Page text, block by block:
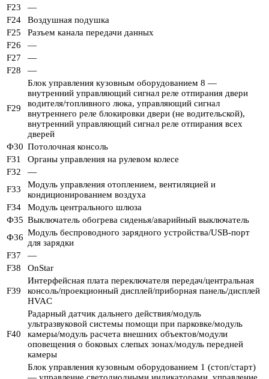
F23
—
F24
Воздушная подушка
F25
Разъем канала передачи данных
F26
—
F27
—
F28
—
F29
Блок управления кузовным оборудованием 8 —
внутренний управляющий сигнал реле отпирания двери
водителя/топливного люка, управляющий сигнал
внутреннего реле блокировки двери (не водительской),
внутренний управляющий сигнал реле отпирания всех
дверей
Ф30 Потолочная консоль
F31
Органы управления на рулевом колесе
F32
—
F33
Модуль управления отоплением, вентиляцией и
кондиционированием воздуха
F34
Модуль центрального шлюза
Ф35 Выключатель обогрева сиденья/аварийный выключатель
Ф36 Модуль беспроводного зарядного устройства/USB-порт
для зарядки
F37
—
F38
OnStar
F39
Интерфейсная плата переключателя передач/центральная
консоль/проекционный дисплей/приборная панель/дисплей
HVAC
F40
Радарный датчик дальнего действия/модуль
ультразвуковой системы помощи при парковке/модуль
камеры/модуль расчета внешних объектов/модули
оповещения о боковых слепых зонах/модуль передней
камеры
Блок управления кузовным оборудованием 1 (стоп/старт)